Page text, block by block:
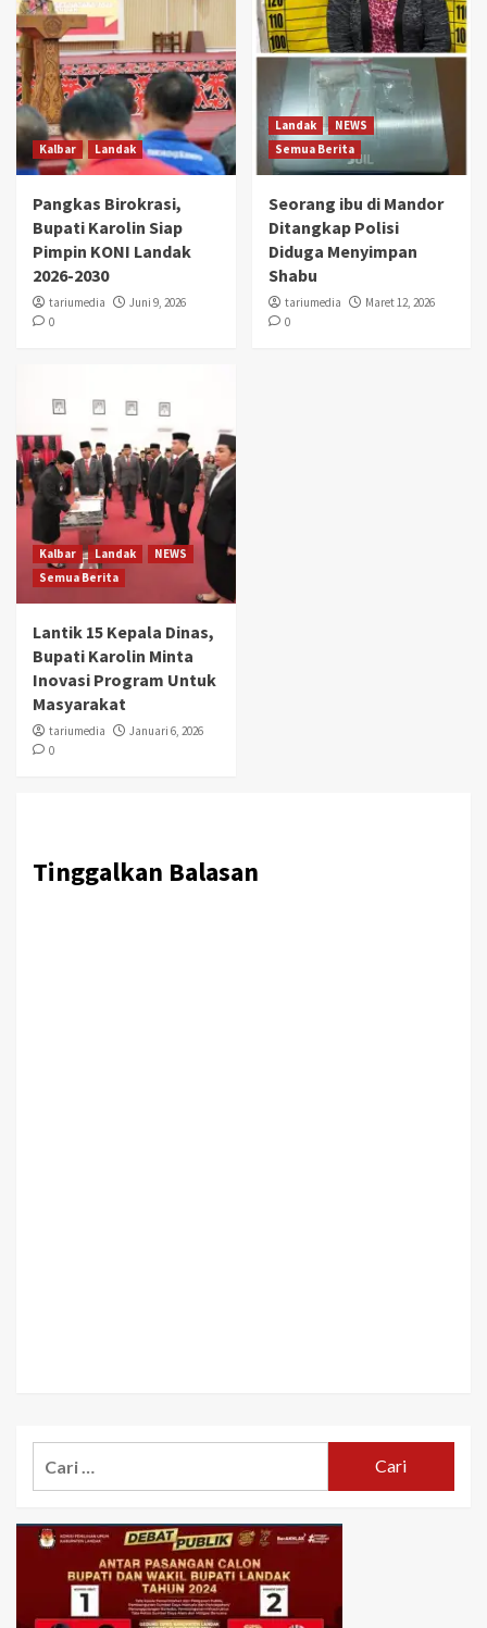
Kalbar Landak
Pangkas Birokrasi,
Bupati Karolin Siap
Pimpin KONI Landak
2026-2030
tariumedia
Juni 9, 2026
0
Landak
NEWS
Semua Berita
Seorang ibu di Mandor
Ditangkap Polisi
Diduga Menyimpan
Shabu
tariumedia
Maret 12, 2026
0
Kalbar Landak
NEWS
Semua Berita
Lantik 15 Kepala Dinas,
Bupati Karolin Minta
Inovasi Program Untuk
Masyarakat
tariumedia
Januari 6, 2026
0
Tinggalkan Balasan